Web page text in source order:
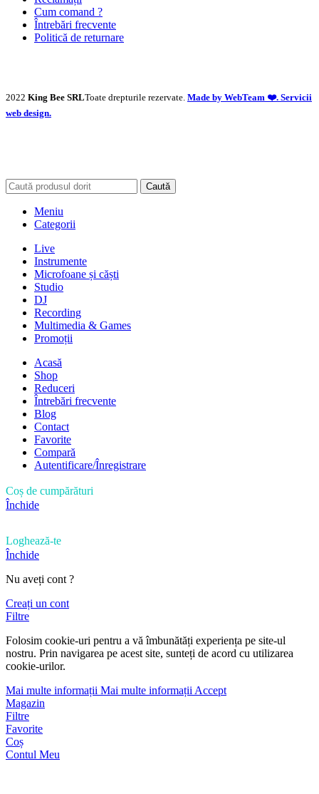
Cum comand ?
Întrebări frecvente
Politică de returnare
2022 King Bee SRLToate drepturile rezervate. Made by WebTeam ❤️. Servicii
web design.
Caută
Meniu
Categorii
Live
Instrumente
Microfoane și căști
Studio
DJ
Recording
Multimedia & Games
Promoții
Acasă
Shop
Reduceri
Întrebări frecvente
Blog
Contact
Favorite
Compară
Autentificare/Înregistrare
Coș de cumpărături
Închide
Loghează-te
Închide
Nu aveți cont ?
Creați un cont
Filtre
Folosim cookie-uri pentru a vă îmbunătăți experiența pe site-ul
nostru. Prin navigarea pe acest site, sunteți de acord cu utilizarea
cookie-urilor.
Mai multe informații Mai multe informații Accept
Magazin
Filtre
Favorite
Coș
Contul Meu